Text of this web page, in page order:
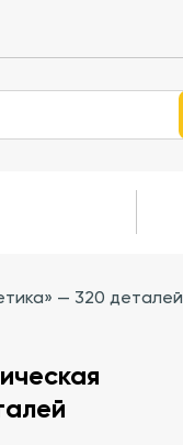
— 320 деталей